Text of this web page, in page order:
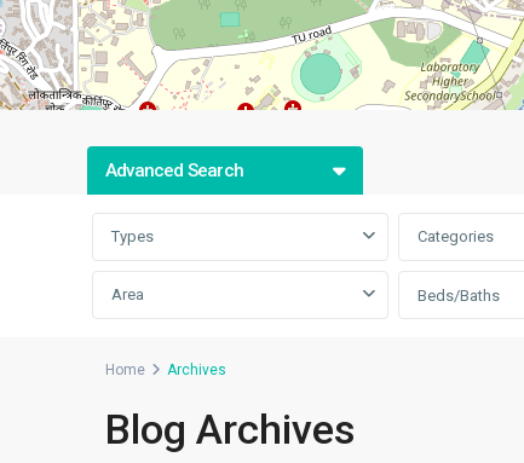
Advanced Search
Types Categories
Area Beds/Baths
Home Archives
Blog Archives